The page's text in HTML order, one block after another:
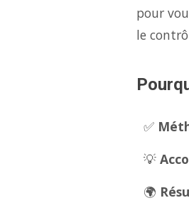
pour
le
✅
💡
🌍